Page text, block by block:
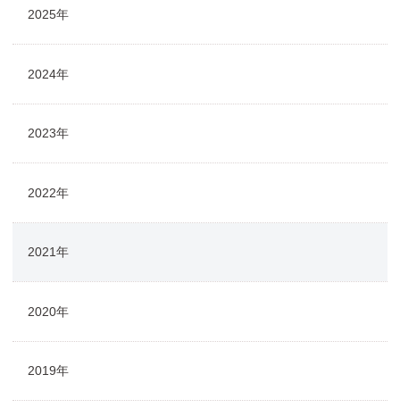
2025年
2024年
2023年
2022年
2021年
2020年
2019年